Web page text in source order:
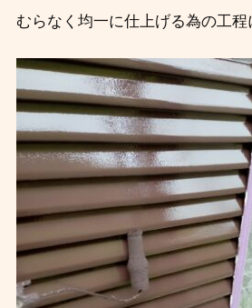
むらなく均一に仕上げる為の工程